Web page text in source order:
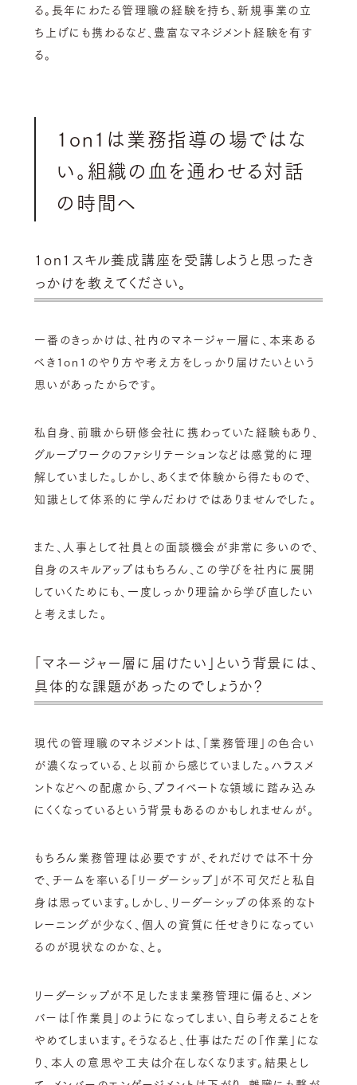
る。長年にわたる管理職の経験を持ち、新規事業の立
ち上げにも携わるなど、豊富なマネジメント経験を有す
る。
1on1は業務指導の場ではな
い。組織の血を通わせる対話
の時間へ
1on1スキル養成講座を受講しようと思ったき
っかけを教えてください。
一番のきっかけは、社内のマネージャー層に、本来ある
べき1on1のやり方や考え方をしっかり届けたいという
思いがあったからです。
私自身、前職から研修会社に携わっていた経験もあり、
グループワークのファシリテーションなどは感覚的に理
解していました。しかし、あくまで体験から得たもので、
知識として体系的に学んだわけではありませんでした。
また、人事として社員との面談機会が非常に多いので、
自身のスキルアップはもちろん、この学びを社内に展開
していくためにも、一度しっかり理論から学び直したい
と考えました。
「マネージャー層に届けたい」という背景には、
具体的な課題があったのでしょうか？
現代の管理職のマネジメントは、「業務管理」の色合い
が濃くなっている、と以前から感じていました。ハラスメ
ントなどへの配慮から、プライベートな領域に踏み込み
にくくなっているという背景もあるのかもしれませんが。
もちろん業務管理は必要ですが、それだけでは不十分
で、チームを率いる「リーダーシップ」が不可欠だと私自
身は思っています。しかし、リーダーシップの体系的なト
レーニングが少なく、個人の資質に任せきりになってい
るのが現状なのかな、と。
リーダーシップが不足したまま業務管理に偏ると、メン
バーは「作業員」のようになってしまい、自ら考えることを
やめてしまいます。そうなると、仕事はただの「作業」にな
り、本人の意思や工夫は介在しなくなります。結果とし